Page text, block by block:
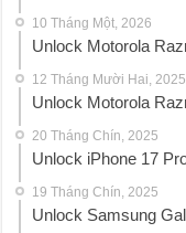
10 Tháng Một, 2026
Unlock Motorola
12 Tháng Mười Hai, 2025
Unlock Motorola
20 Tháng Chín, 2025
Unlock iPhone 17
19 Tháng Chín, 2025
Unlock Samsung